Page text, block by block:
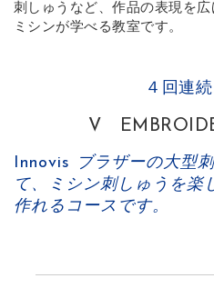
刺しゅうなど、作品の表現を広
ミシンが学べる教室です。
４回連
V
Innovis
ブラザーの大型
て、ミシン刺しゅうを楽
作れるコースです。